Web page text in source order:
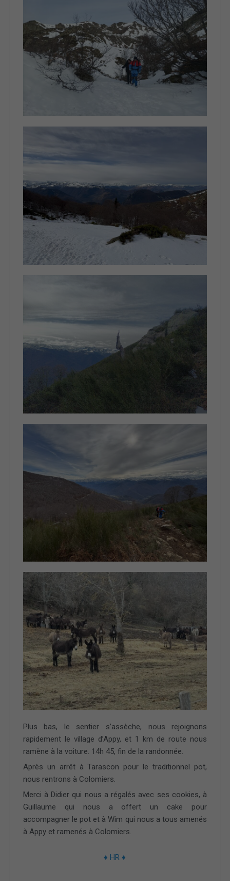
Plus bas, le sentier s’assèche, nous rejoignons
rapidement le village d’Appy, et 1 km de route nous
ramène à la voiture. 14h 45, fin de la randonnée.
Après un arrêt à Tarascon pour le traditionnel pot,
nous rentrons à Colomiers.
Merci à Didier qui nous a régalés avec ses cookies, à
Guillaume qui nous a offert un cake pour
accompagner le pot et à Wim qui nous a tous amenés
à Appy et ramenés à Colomiers.
♦ HR ♦